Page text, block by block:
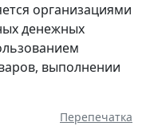
организациями
денежных
выполнении
Перепечатка